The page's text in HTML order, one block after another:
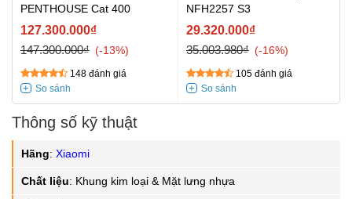
PENTHOUSE Cat 400
127.300.000₫
147.300.000₫
-13%
148 đánh giá
NFH2257 S3
29.320.000₫
35.003.980₫
-16%
105 đánh giá
Thông số kỹ thuật
Hãng: Xiaomi
Chất liệu: Khung kim loại & Mặt lưng nhựa